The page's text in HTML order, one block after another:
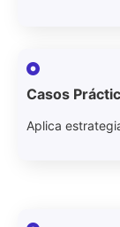
Casos
Aplica